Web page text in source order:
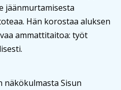
jäänmurtamisesta
Hän korostaa aluksen
ammattitaitoa: työt
näkökulmasta Sisun